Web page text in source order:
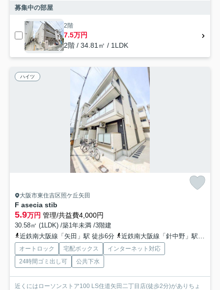
募集中の部屋
2階
7.5万円
2階 / 34.81㎡ / 1LDK
ハイツ
大阪市東住吉区照ケ丘矢田
F asecia stib
5.9万円 管理/共益費4,000円
30.58㎡ (1LDK) /築1年未満 /3階建
近鉄南大阪線「矢田」駅 徒歩6分
近鉄南大阪線「針中野」駅 徒歩22分
オートロック 宅配ボックス
インターネット対応
24時間ゴミ出し可
公共下水
近くにはローソンストア100 LS住道矢田二丁目店(徒歩2分)がありちょ